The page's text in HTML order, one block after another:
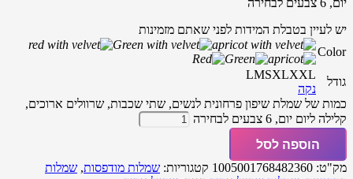
יום, 6 צבעים לבחירה
יש לעיין בטבלת המידות לפני שאתם מזמינות
Color
גודל
LMSXLXXL
נקה
כמות של שמלת שיפון פרחונית לנשים, שתי שכבות, שרוולים ארוכים,
קלילה ליום יום, 6 צבעים לבחירה
הוספה לסל
מק"ט: 1005001768482360 קטגוריות: שמלות מודפסות, שמלות